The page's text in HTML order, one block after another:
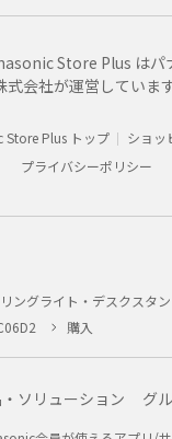
Store Plus はパ
会社が運営しています
Store Plus トップ
ショッ
プライバシーポリシー
ングライト・デスクスタン
購入
ソリューション グ